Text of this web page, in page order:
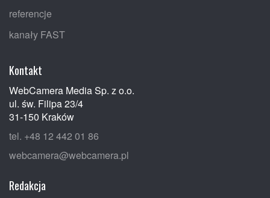
referencje
kanały FAST
Kontakt
WebCamera Media Sp. z o.o.
ul. św. Filipa 23/4
31-150 Kraków
tel. +48 12 442 01 86
webcamera@webcamera.pl
Redakcja